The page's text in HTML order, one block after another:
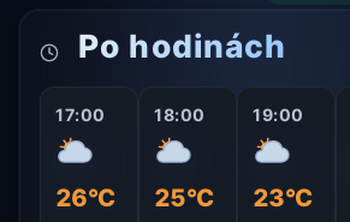
Po hodinách
17:00
26°C
18:00
25°C
19:00
23°C